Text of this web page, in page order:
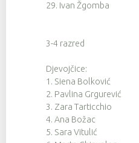
29. Ivan Žgomba
3-4 razred
Djevojčice:
1. Siena Bolković
2. Pavlina Grgurević
3. Zara Tarticchio
4. Ana Božac
5. Sara Vitulić